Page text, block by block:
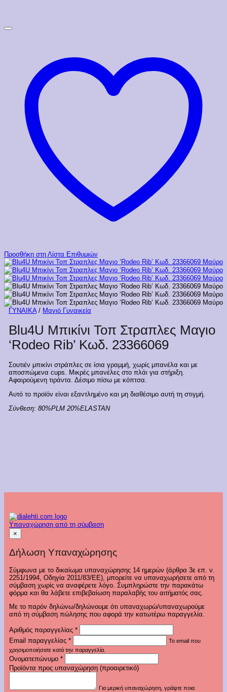
Προσθήκη στη Λίστα Επιθυμιών
ΓΥΝΑΙΚΑ / Μαγιό Γυναικεία
Blu4U Μπικίνι Τοπ Στραπλες Μαγιο
‘Rodeo Rib’ Κωδ. 23366069
Σουτιέν μπικίνι στράπλες σε ίσια γραμμή, χωρίς μπανέλα και με
αποσπώμενα cups. Μικρές μπανέλες στο πλάι για στήριξη.
Αφαιρούμενη τιράντα. Δέσιμο πίσω με κόπτσα.
Αυτό το προϊόν είναι εξαντλημένο και μη διαθέσιμο αυτή τη στιγμή.
Σύνθεση: 80%PLM 20%ELASTAN
Υπαναχώρηση από τη σύμβαση
×
Δήλωση Υπαναχώρησης
Σύμφωνα με το δικαίωμα υπαναχώρησης 14 ημερών (άρθρα 3ε επ. ν.
2251/1994, Οδηγία 2011/83/ΕΕ), μπορείτε να υπαναχωρήσετε από τη
σύμβαση χωρίς να αναφέρετε λόγο. Συμπληρώστε την παρακάτω
φόρμα και θα λάβετε επιβεβαίωση παραλαβής του αιτήματός σας.
Με το παρόν δηλώνω/δηλώνουμε ότι υπαναχωρώ/υπαναχωρούμε
από τη σύμβαση πώλησης που αφορά την κατωτέρω παραγγελία.
Αριθμός παραγγελίας *
Email παραγγελίας *
Το email που
χρησιμοποιήσατε κατά την παραγγελία.
Ονοματεπώνυμο *
Προϊόντα προς υπαναχώρηση (προαιρετικό)
Για μερική υπαναχώρηση, γράψτε ποια